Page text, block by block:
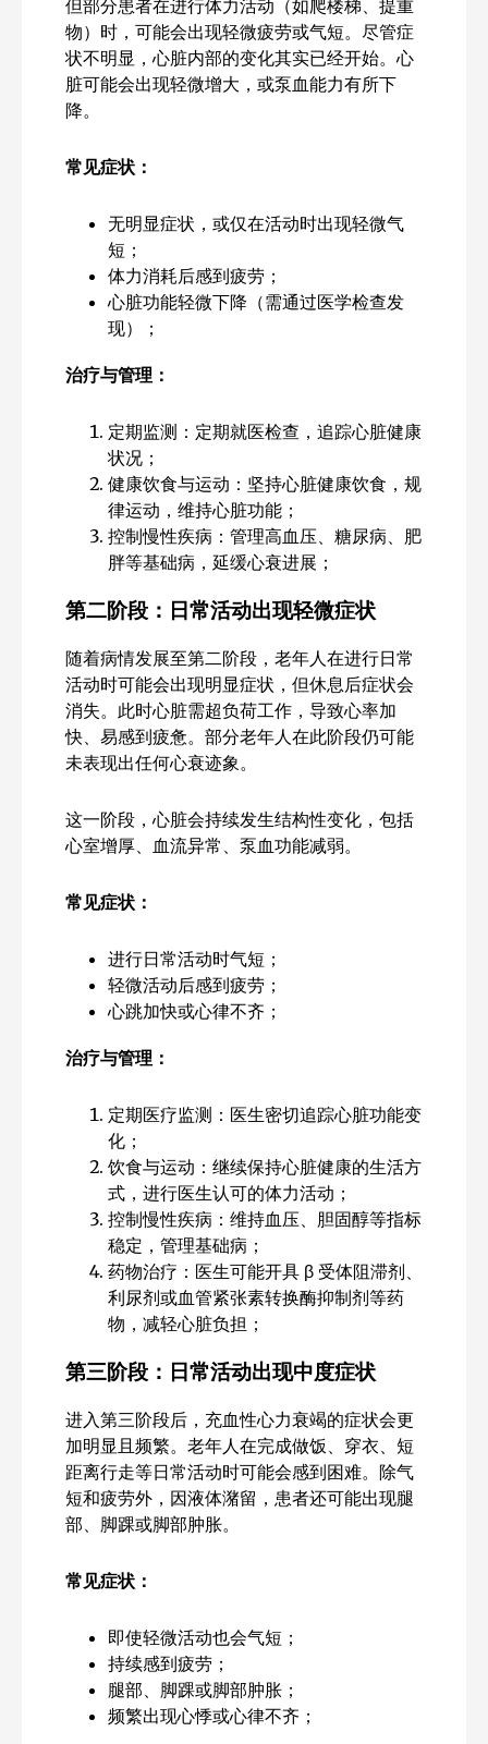
但部分患者在进行体力活动（如爬楼梯、提重
物）时，可能会出现轻微疲劳或气短。尽管症
状不明显，心脏内部的变化其实已经开始。心
脏可能会出现轻微增大，或泵血能力有所下
降。
常见症状：
无明显症状，或仅在活动时出现轻微气
短；
体力消耗后感到疲劳；
心脏功能轻微下降（需通过医学检查发
现）；
治疗与管理：
定期监测：定期就医检查，追踪心脏健康
状况；
健康饮食与运动：坚持心脏健康饮食，规
律运动，维持心脏功能；
控制慢性疾病：管理高血压、糖尿病、肥
胖等基础病，延缓心衰进展；
第二阶段：日常活动出现轻微症状
随着病情发展至第二阶段，老年人在进行日常
活动时可能会出现明显症状，但休息后症状会
消失。此时心脏需超负荷工作，导致心率加
快、易感到疲惫。部分老年人在此阶段仍可能
未表现出任何心衰迹象。
这一阶段，心脏会持续发生结构性变化，包括
心室增厚、血流异常、泵血功能减弱。
常见症状：
进行日常活动时气短；
轻微活动后感到疲劳；
心跳加快或心律不齐；
治疗与管理：
定期医疗监测：医生密切追踪心脏功能变
化；
饮食与运动：继续保持心脏健康的生活方
式，进行医生认可的体力活动；
控制慢性疾病：维持血压、胆固醇等指标
稳定，管理基础病；
药物治疗：医生可能开具 β 受体阻滞剂、
利尿剂或血管紧张素转换酶抑制剂等药
物，减轻心脏负担；
第三阶段：日常活动出现中度症状
进入第三阶段后，充血性心力衰竭的症状会更
加明显且频繁。老年人在完成做饭、穿衣、短
距离行走等日常活动时可能会感到困难。除气
短和疲劳外，因液体潴留，患者还可能出现腿
部、脚踝或脚部肿胀。
常见症状：
即使轻微活动也会气短；
持续感到疲劳；
腿部、脚踝或脚部肿胀；
频繁出现心悸或心律不齐；